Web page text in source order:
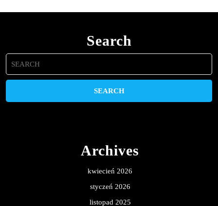
Search
Search
for:
Archives
kwiecień 2026
styczeń 2026
listopad 2025